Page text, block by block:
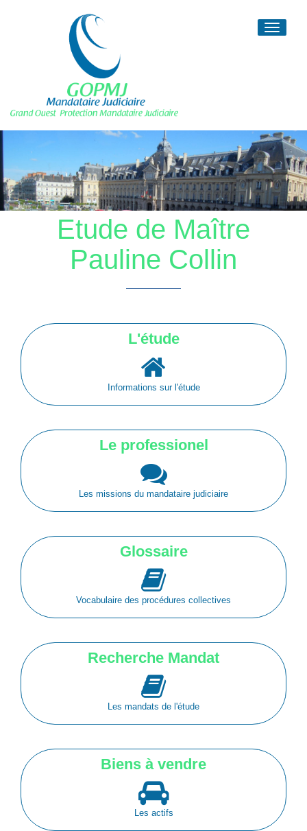
Toggle
Etude de Maître
Pauline Collin
L'étude
Informations sur l'étude
Le professionel
Les missions du mandataire judiciaire
Glossaire
Vocabulaire des procédures collectives
Recherche Mandat
Les mandats de l'étude
Biens à vendre
Les actifs